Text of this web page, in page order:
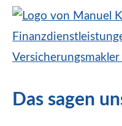
Das sagen